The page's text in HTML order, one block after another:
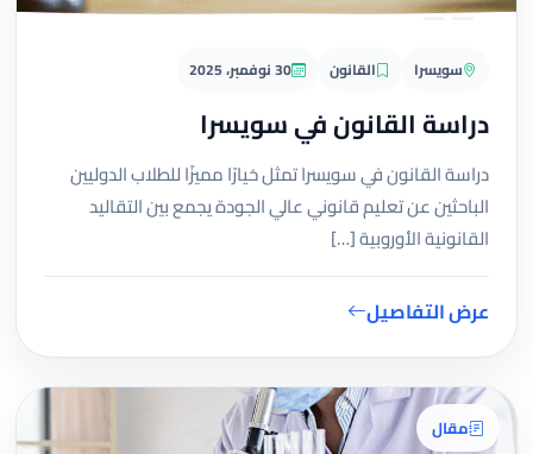
سويسرا القانون 30 نوفمبر، 2025
دراسة القانون في سويسرا
دراسة القانون في سويسرا تمثل خيارًا مميزًا للطلاب الدوليين
الباحثين عن تعليم قانوني عالي الجودة يجمع بين التقاليد
القانونية الأوروبية […]
عرض التفاصيل
مقال